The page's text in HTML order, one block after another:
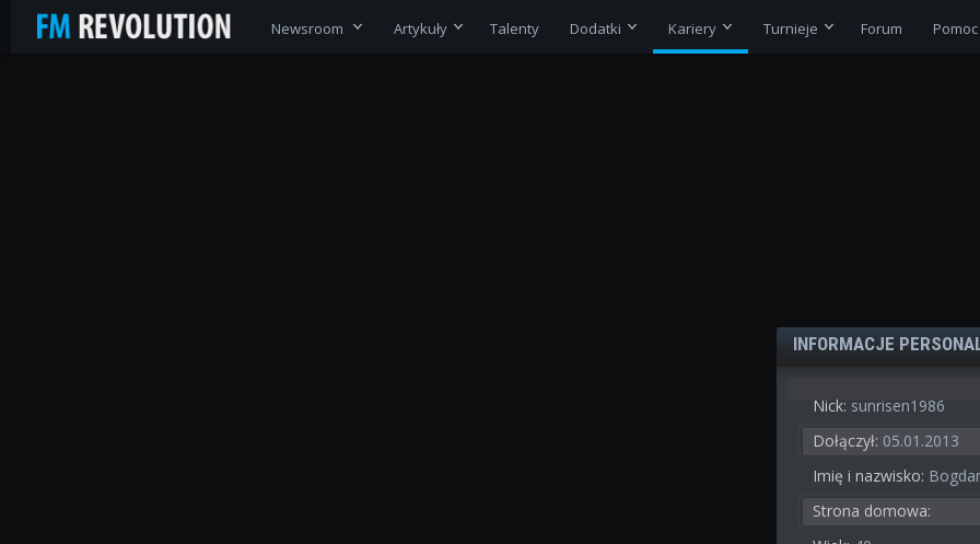
Newsroom Artykuły Talenty Dodatki Kariery Turnieje Forum Pomoc
INFORMACJE
Nick: sunrisen1986
Dołączył: 05.01.2013
Imię i nazwisko:
Strona domowa: